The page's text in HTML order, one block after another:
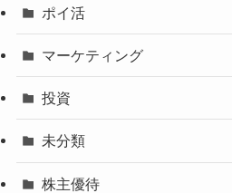
ポイ活
マーケティング
投資
未分類
株主優待